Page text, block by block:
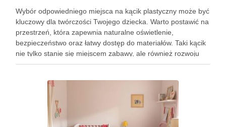
Wybór odpowiedniego miejsca na kącik plastyczny może być
kluczowy dla twórczości Twojego dziecka. Warto postawić na
przestrzeń, która zapewnia naturalne oświetlenie,
bezpieczeństwo oraz łatwy dostęp do materiałów. Taki kącik
nie tylko stanie się miejscem zabawy, ale również rozwoju
kreatywności, dlatego warto poświęcić chwilę na jego
przestrzeni …